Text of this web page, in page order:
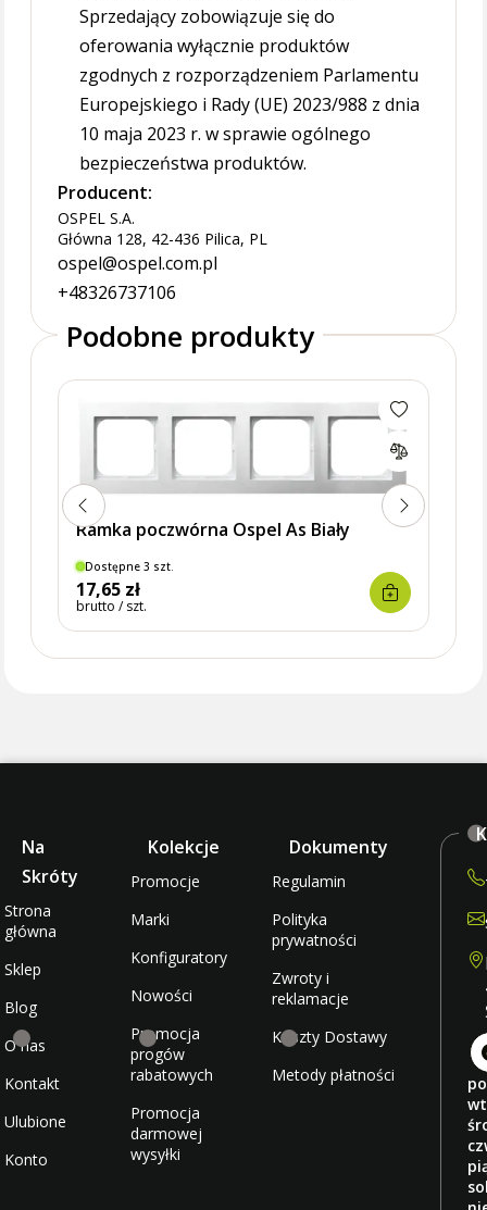
Sprzedający zobowiązuje się do
oferowania wyłącznie produktów
zgodnych z rozporządzeniem Parlamentu
Europejskiego i Rady (UE) 2023/988 z dnia
10 maja 2023 r. w sprawie ogólnego
bezpieczeństwa produktów.
Producent:
OSPEL S.A.
Główna 128, 42-436 Pilica, PL
ospel@ospel.com.pl
+48326737106
Podobne produkty
Ramka poczwórna Ospel As Biały
Dostępne 3 szt.
17,65 zł
brutto / szt.
Na
Skróty
Strona
główna
Sklep
Blog
O nas
Kontakt
Ulubione
Konto
Kolekcje
Promocje
Marki
Konfiguratory
Nowości
Promocja
progów
rabatowych
Promocja
darmowej
wysyłki
Dokumenty
Regulamin
Polityka
prywatności
Zwroty i
reklamacje
Koszty Dostawy
Metody płatności